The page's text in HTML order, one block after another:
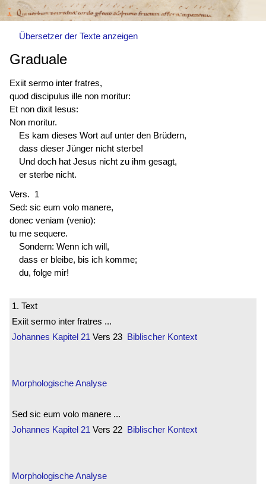
Übersetzer der Texte anzeigen
Graduale
Exiit sermo inter fratres,
quod discipulus ille non moritur:
Et non dixit Iesus:
Non moritur.
Es kam dieses Wort auf unter den Brüdern,
dass dieser Jünger nicht sterbe!
Und doch hat Jesus nicht zu ihm gesagt,
er sterbe nicht.
Vers. 1
Sed: sic eum volo manere,
donec veniam (venio):
tu me sequere.
Sondern: Wenn ich will,
dass er bleibe, bis ich komme;
du, folge mir!
1. Text
Exiit sermo inter fratres ...
Johannes Kapitel 21 Vers 23 Biblischer Kontext
Morphologische Analyse
Sed sic eum volo manere ...
Johannes Kapitel 21 Vers 22 Biblischer Kontext
Morphologische Analyse